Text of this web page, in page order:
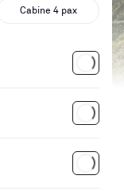
Cabine 4 pax